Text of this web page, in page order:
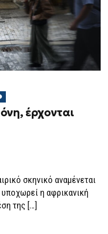
έρχονται
σκηνικό αναμένεται
η αφρικανική
της […]